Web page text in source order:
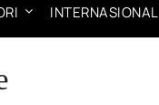
INTERNASIONAL